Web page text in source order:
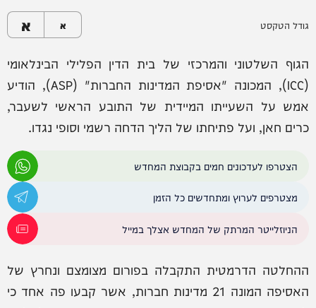
גודל הטקסט א א
הגוף השלטוני והמרכזי של בית הדין הפלילי הבינלאומי
(ICC), המכונה "אסיפת המדינות החברות" (ASP), הודיע
אמש על השעייתו המיידית של התובע הראשי לשעבר,
כרים חאן, ועל פתיחתו של הליך הדחה רשמי וסופי נגדו.
הצטרפו לעדכונים חמים בקבוצת המחדש
מצטרפים לערוץ ומתחדשים כל הזמן
הניוזלייטר המרתק של המחדש אצלך במייל
ההחלטה הדרמטית התקבלה בפורום מצומצם ונחרץ של
האסיפה המונה 21 מדינות חברות, אשר קבעו פה אחד כי